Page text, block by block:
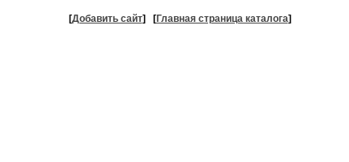
[Добавить сайт] [Главная страница каталога]